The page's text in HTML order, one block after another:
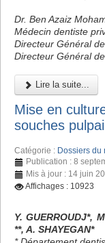
Dr. Ben Azaiz
Médecin dentiste
Directeur Général
Directeur Général
Lire la suite...
Mise en
souches
Catégorie : Dossiers du
Publication : 8
Mis à jour : 14 juin
Affichages : 10923
Y. GUERROUDJ*,
**, A. SHAYEGAN*